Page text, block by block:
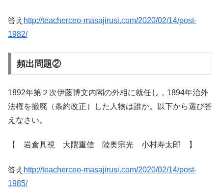
答え http://teacherceo-masajirusi.com/2020/02/14/post-
1982/
頻出問題②
1892年第２次伊藤博文内閣の外相に就任し，1894年治外
法権を撤廃（条約改正）した人物は誰か。以下から選び答
えなさい。
【 岩倉具視 大隈重信 陸奥宗光 小村寿太郎 】
答え http://teacherceo-masajirusi.com/2020/02/14/post-
1985/